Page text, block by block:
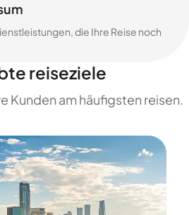
die Ihre Reise noch
reiseziele
Kunden am häufigsten reisen.